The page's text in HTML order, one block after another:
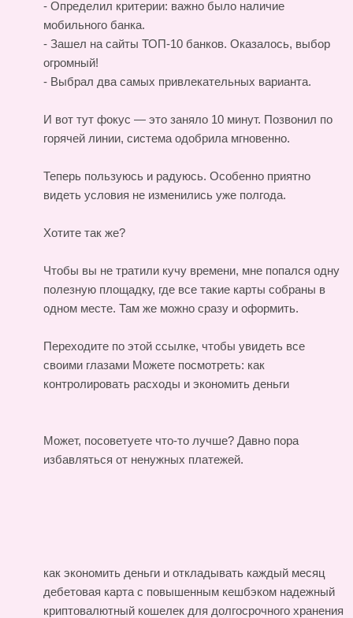
- Определил критерии: важно было наличие
мобильного банка.
- Зашел на сайты ТОП-10 банков. Оказалось, выбор
огромный!
- Выбрал два самых привлекательных варианта.
И вот тут фокус — это заняло 10 минут. Позвонил по
горячей линии, система одобрила мгновенно.
Теперь пользуюсь и радуюсь. Особенно приятно
видеть условия не изменились уже полгода.
Хотите так же?
Чтобы вы не тратили кучу времени, мне попался одну
полезную площадку, где все такие карты собраны в
одном месте. Там же можно сразу и оформить.
Переходите по этой ссылке, чтобы увидеть все
своими глазами Можете посмотреть: как
контролировать расходы и экономить деньги
Может, посоветуете что-то лучше? Давно пора
избавляться от ненужных платежей.
как экономить деньги и откладывать каждый месяц
дебетовая карта с повышенным кешбэком надежный
криптовалютный кошелек для долгосрочного хранения